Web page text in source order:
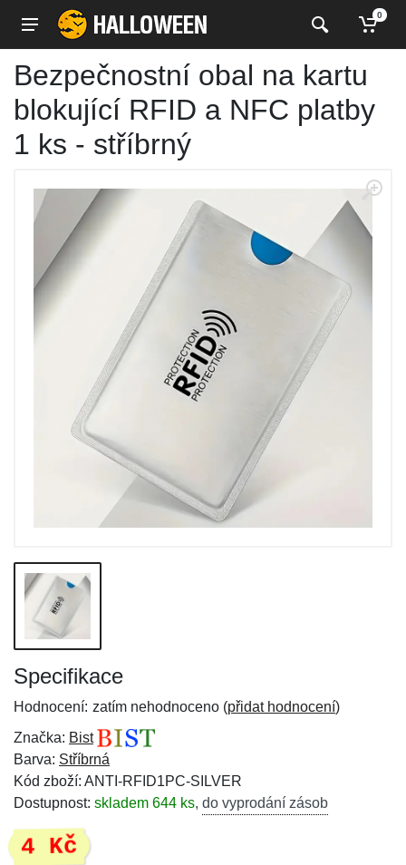
0
Bezpečnostní obal na kartu
blokující RFID a NFC platby
1 ks - stříbrný
Specifikace
Hodnocení: zatím nehodnoceno (přidat hodnocení)
Značka: Bist
Barva: Stříbrná
Kód zboží: ANTI-RFID1PC-SILVER
Dostupnost: skladem 644 ks, do vyprodání zásob
4 Kč